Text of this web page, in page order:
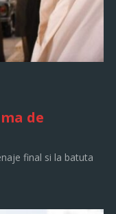
de
final si la batuta